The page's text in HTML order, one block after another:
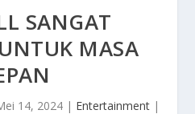
SANGAT
MASA
14, 2024| Entertainment|